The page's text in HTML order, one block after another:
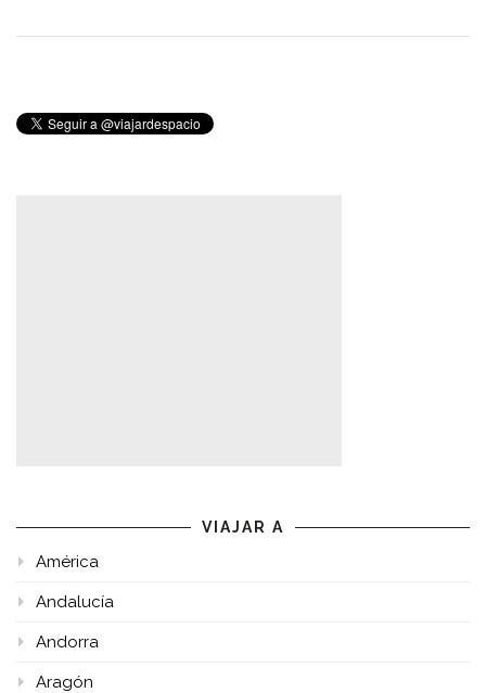
VIAJAR A
América
Andalucía
Andorra
Aragón